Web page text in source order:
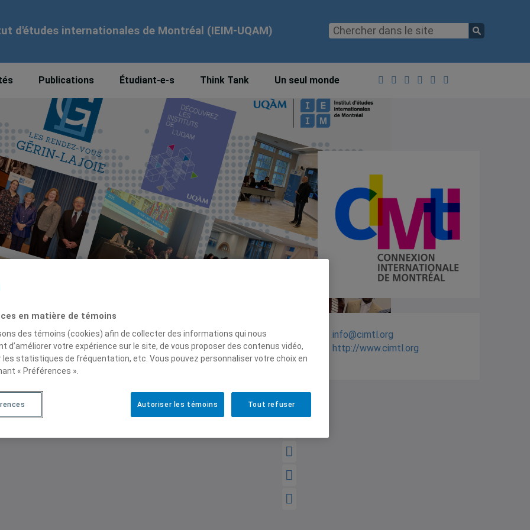
d'études internationales de Montréal (IEIM-UQAM)
Publications Étudiant-e-s Think Tank Un seul monde
de Montréal
info@cimtl.org
http://www.cimtl.org
en matière de témoins
des témoins (cookies) afin de collecter des informations qui nous
d’améliorer votre expérience sur le site, de vous proposer des contenus vidéo,
les statistiques de fréquentation, etc. Vous pouvez personnaliser votre choix en
« Préférences ».
Tout refuser
Autoriser les témoins